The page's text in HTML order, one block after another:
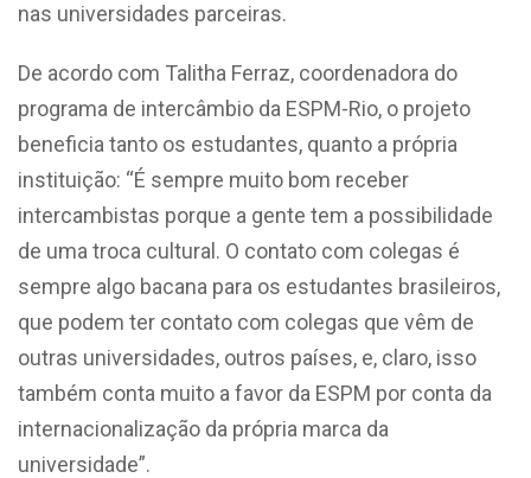
nas universidades parceiras.
De acordo com Talitha Ferraz, coordenadora do
programa de intercâmbio da ESPM-Rio, o projeto
beneficia tanto os estudantes, quanto a própria
instituição: “É sempre muito bom receber
intercambistas porque a gente tem a possibilidade
de uma troca cultural. O contato com colegas é
sempre algo bacana para os estudantes brasileiros,
que podem ter contato com colegas que vêm de
outras universidades, outros países, e, claro, isso
também conta muito a favor da ESPM por conta da
internacionalização da própria marca da
universidade”.